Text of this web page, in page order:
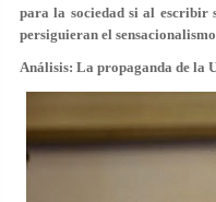
para la sociedad si al escribir
persiguieran el
Análisis: La propaganda de la